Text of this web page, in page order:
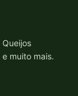
muito mais.